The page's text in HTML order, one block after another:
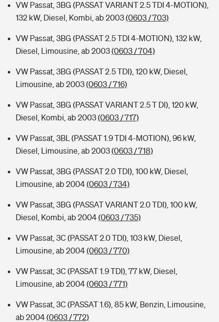
VW Passat, 3BG (PASSAT VARIANT 2.5 TDI 4-MOTION),
132 kW, Diesel, Kombi, ab 2003(0603 / 703)
VW Passat, 3BG (PASSAT 2.5 TDI 4-MOTION), 132 kW,
Diesel, Limousine, ab 2003(0603 / 704)
VW Passat, 3BG (PASSAT 2.5 TDI), 120 kW, Diesel,
Limousine, ab 2003(0603 / 716)
VW Passat, 3BG (PASSAT VARIANT 2.5 T DI), 120 kW,
Diesel, Kombi, ab 2003(0603 / 717)
VW Passat, 3BL (PASSAT 1.9 TDI 4-MOTION), 96 kW,
Diesel, Limousine, ab 2003(0603 / 718)
VW Passat, 3BG (PASSAT 2.0 TDI), 100 kW, Diesel,
Limousine, ab 2004(0603 / 734)
VW Passat, 3BG (PASSAT VARIANT 2.0 TDI), 100 kW,
Diesel, Kombi, ab 2004(0603 / 735)
VW Passat, 3C (PASSAT 2.0 TDI), 103 kW, Diesel,
Limousine, ab 2004(0603 / 770)
VW Passat, 3C (PASSAT 1.9 TDI), 77 kW, Diesel,
Limousine, ab 2004(0603 / 771)
VW Passat, 3C (PASSAT 1.6), 85 kW, Benzin, Limousine,
ab 2004(0603 / 772)